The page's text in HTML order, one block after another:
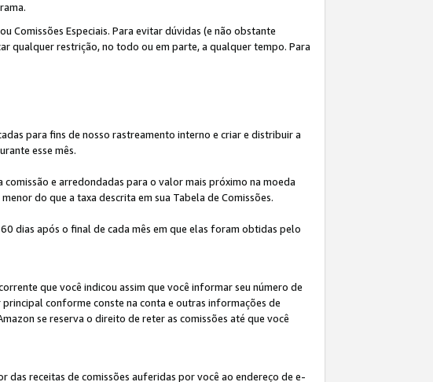
Comissões Especiais. Para evitar dúvidas (e não obstante
qualquer restrição, no todo ou em parte, a qualquer tempo. Para
para fins de nosso rastreamento interno e criar e distribuir a
esse mês.
comissão e arredondadas para o valor mais próximo na moeda
do que a taxa descrita em sua Tabela de Comissões.
dias após o final de cada mês em que elas foram obtidas pelo
que você indicou assim que você informar seu número de
principal conforme conste na conta e outras informações de
se reserva o direito de reter as comissões até que você
das receitas de comissões auferidas por você ao endereço de e-